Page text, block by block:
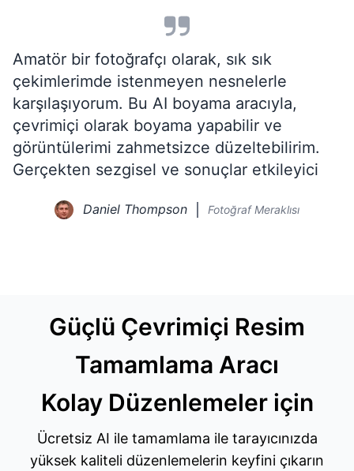
Amatör bir fotoğrafçı olarak, sık sık
çekimlerimde istenmeyen nesnelerle
karşılaşıyorum. Bu AI boyama aracıyla,
çevrimiçi olarak boyama yapabilir ve
görüntülerimi zahmetsizce düzeltebilirim.
Gerçekten sezgisel ve sonuçlar etkileyici
Daniel Thompson Fotoğraf Meraklısı
Güçlü Çevrimiçi Resim
Tamamlama Aracı
Kolay Düzenlemeler için
Ücretsiz AI ile tamamlama ile tarayıcınızda
yüksek kaliteli düzenlemelerin keyfini çıkarın